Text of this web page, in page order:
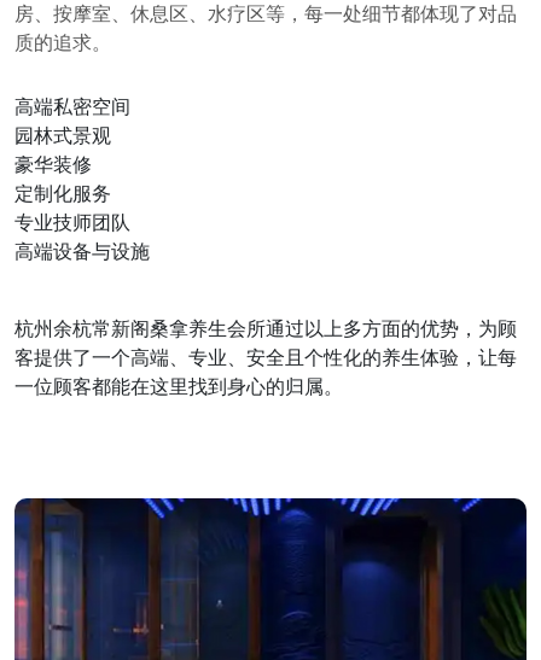
房、按摩室、休息区、水疗区等，每一处细节都体现了对品
质的追求。
高端私密空间
园林式景观
豪华装修
定制化服务
专业技师团队
高端设备与设施
杭州余杭常新阁桑拿养生会所通过以上多方面的优势，为顾
客提供了一个高端、专业、安全且个性化的养生体验，让每
一位顾客都能在这里找到身心的归属。